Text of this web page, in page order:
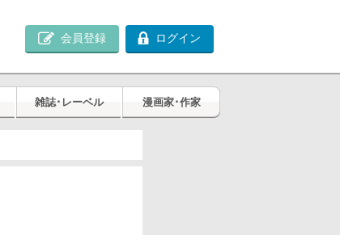
会員登録 ログイン
雑誌･レーベル 漫画家･作家